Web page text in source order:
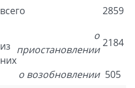
всего 2859
из
них
о
приостановлении
2184
о возобновлении 505